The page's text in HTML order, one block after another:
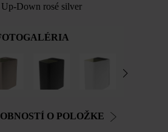
Up-Down rosé silver
O POLOŽKE